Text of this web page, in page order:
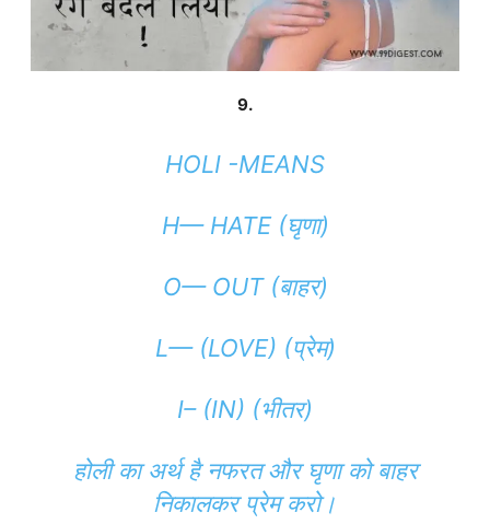
9.
HOLI -MEANS
H— HATE (घृणा)
O— OUT (बाहर)
L— (LOVE) (प्रेम)
I– (IN) (भीतर)
होली का अर्थ है नफरत और घृणा को बाहर
निकालकर प्रेम करो।